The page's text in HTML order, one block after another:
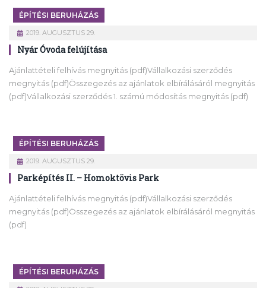
ÉPÍTÉSI BERUHÁZÁS
2019. AUGUSZTUS 29.
Nyár Óvoda felújítása
Ajánlattételi felhívás megnyitás (pdf)Vállalkozási szerződés
megnyitás (pdf)Összegezés az ajánlatok elbírálásáról megnyitás
(pdf)Vállalkozási szerződés 1. számú módosítás megnyitás (pdf)
ÉPÍTÉSI BERUHÁZÁS
2019. AUGUSZTUS 29.
Parképítés II. – Homoktövis Park
Ajánlattételi felhívás megnyitás (pdf)Vállalkozási szerződés
megnyitás (pdf)Összegezés az ajánlatok elbírálásáról megnyitás
(pdf)
ÉPÍTÉSI BERUHÁZÁS